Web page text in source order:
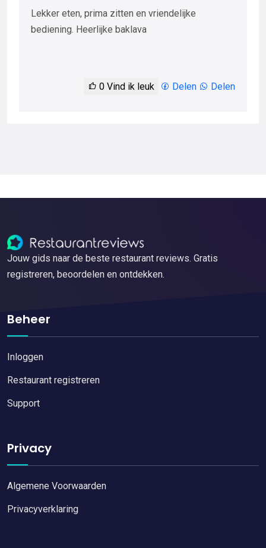
Lekker eten, prima zitten en vriendelijke
bediening. Heerlijke baklava
0 Vind ik leuk Delen Delen
Jouw gids naar de beste restaurant reviews. Gratis
registreren, beoordelen en ontdekken.
Beheer
Inloggen
Restaurant registreren
Support
Privacy
Algemene Voorwaarden
Privacyverklaring